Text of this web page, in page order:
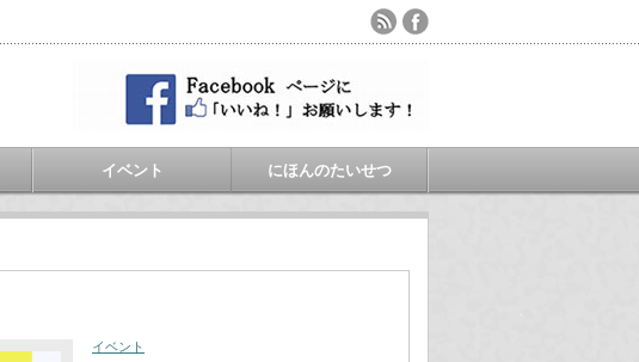
イベント にほんのたいせつ
イベント